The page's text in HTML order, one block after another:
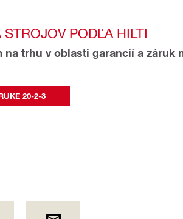
PODĽA HILTI
na trhu v oblasti garancií a záruk
20-2-3